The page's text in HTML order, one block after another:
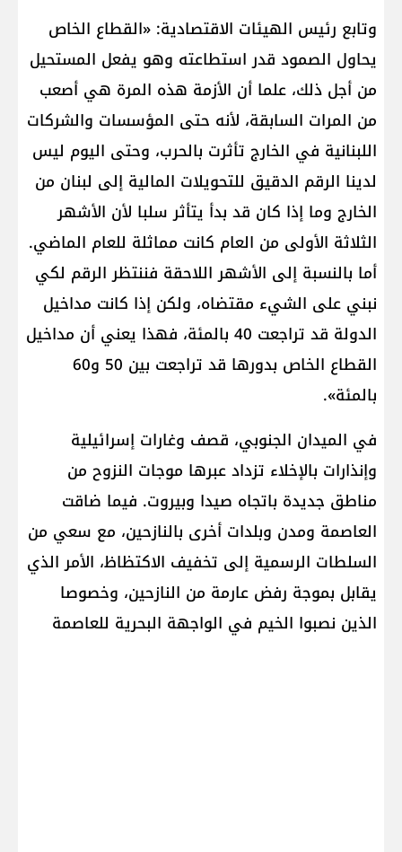
وتابع رئيس الهيئات الاقتصادية: «القطاع الخاص
يحاول الصمود قدر استطاعته وهو يفعل المستحيل
من أجل ذلك، علما أن الأزمة هذه المرة هي أصعب
من المرات السابقة، لأنه حتى المؤسسات والشركات
اللبنانية في الخارج تأثرت بالحرب، وحتى اليوم ليس
لدينا الرقم الدقيق للتحويلات المالية إلى لبنان من
الخارج وما إذا كان قد بدأ يتأثر سلبا لأن الأشهر
الثلاثة الأولى من العام كانت مماثلة للعام الماضي.
أما بالنسبة إلى الأشهر اللاحقة فننتظر الرقم لكي
نبني على الشيء مقتضاه، ولكن إذا كانت مداخيل
الدولة قد تراجعت 40 بالمئة، فهذا يعني أن مداخيل
القطاع الخاص بدورها قد تراجعت بين 50 و60
بالمئة».
في الميدان الجنوبي، قصف وغارات إسرائيلية
وإنذارات بالإخلاء تزداد عبرها موجات النزوح من
مناطق جديدة باتجاه صيدا وبيروت. فيما ضاقت
العاصمة ومدن وبلدات أخرى بالنازحين، مع سعي من
السلطات الرسمية إلى تخفيف الاكتظاظ، الأمر الذي
يقابل بموجة رفض عارمة من النازحين، وخصوصا
الذين نصبوا الخيم في الواجهة البحرية للعاصمة